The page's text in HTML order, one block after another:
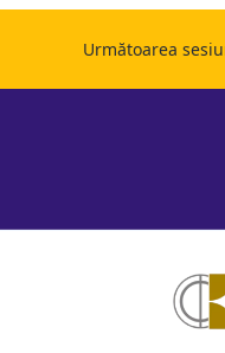
Următoarea